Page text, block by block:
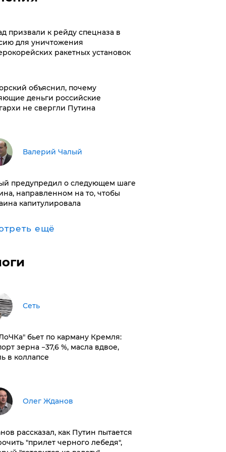
призвали к рейду спецназа в
для уничтожения
ракетных установок
объяснил, почему
деньги российские
не свергли Путина
Валерий Чалый
предупредил о следующем шаге
направленном на то, чтобы
капитулировала
ещё
Сеть
бьет по карману Кремля:
зерна −37,6 %, масла вдвое,
в коллапсе
Олег Жданов
рассказал, как Путин пытается
"прилет черного лебедя",